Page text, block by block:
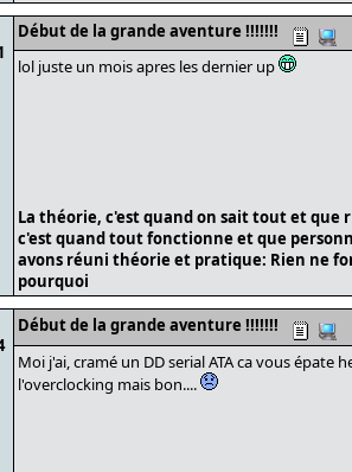
Début de la grande aventure !!!!!!!
lol juste un mois apres les dernier up
La théorie, c'est quand on sait tout et
c'est quand tout fonctionne et que
avons réuni théorie et pratique: Rien ne
pourquoi
Début de la grande aventure !!!!!!!
Moi j'ai, cramé un DD serial ATA ca vous épate
l'overclocking mais bon....